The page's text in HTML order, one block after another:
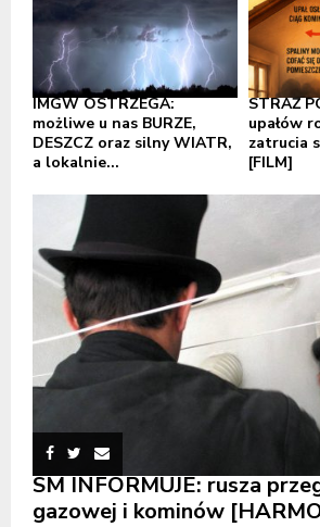
IMGW OSTRZEGA:
możliwe u nas BURZE,
DESZCZ oraz silny WIATR,
a lokalnie...
STRAŻ
upałów
zatrucia
[FILM]
SM INFORMUJE: rusza
gazowej i kominów